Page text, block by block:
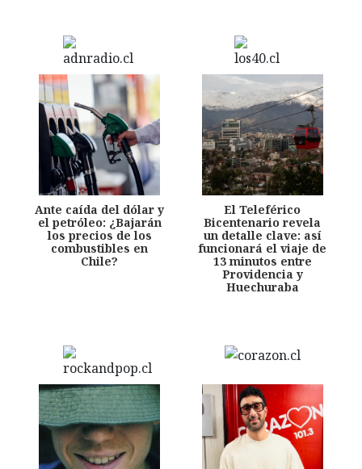
Ante caída del dólar y
el petróleo: ¿Bajarán
los precios de los
combustibles en
Chile?
El Teleférico
Bicentenario revela
un detalle clave: así
funcionará el viaje de
13 minutos entre
Providencia y
Huechuraba